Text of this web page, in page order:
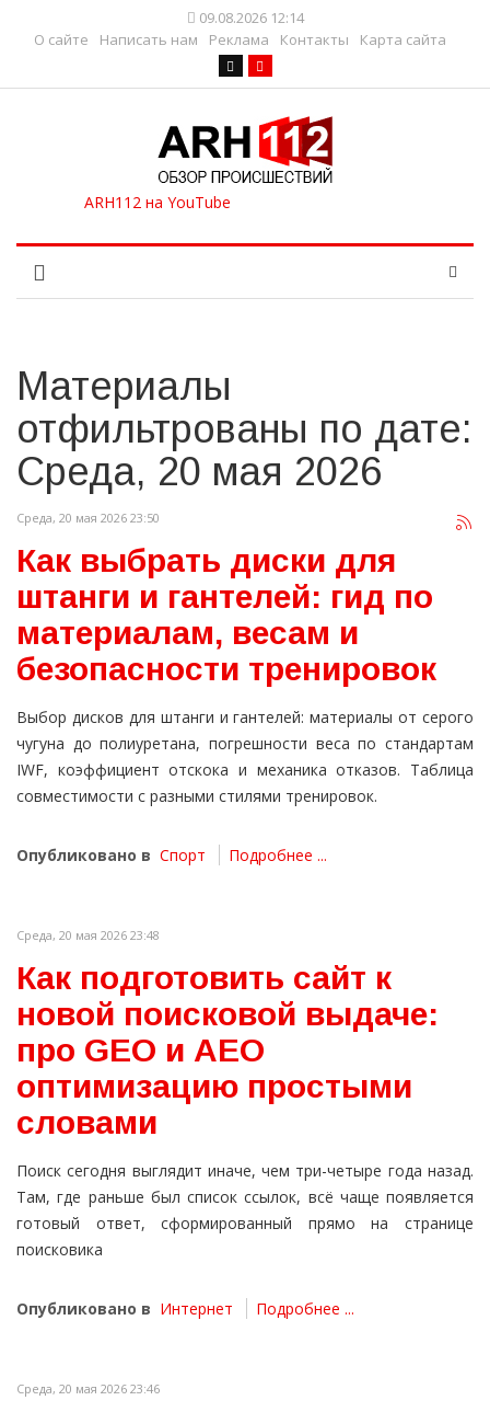
09.08.2026 12:14
О сайте
Написать нам Реклама Контакты Карта сайта
Материалы
отфильтрованы по дате:
Среда, 20 мая 2026
Среда, 20 мая 2026 23:50
Как выбрать диски для
штанги и гантелей: гид по
материалам, весам и
безопасности тренировок
Выбор дисков для штанги и гантелей: материалы от серого
чугуна до полиуретана, погрешности веса по стандартам
IWF, коэффициент отскока и механика отказов. Таблица
совместимости с разными стилями тренировок.
Опубликовано в Спорт Подробнее ...
Среда, 20 мая 2026 23:48
Как подготовить сайт к
новой поисковой выдаче:
про GEO и AEO
оптимизацию простыми
словами
Поиск сегодня выглядит иначе, чем три-четыре года назад.
Там, где раньше был список ссылок, всё чаще появляется
готовый ответ, сформированный прямо на странице
поисковика
Опубликовано в Интернет Подробнее ...
Среда, 20 мая 2026 23:46